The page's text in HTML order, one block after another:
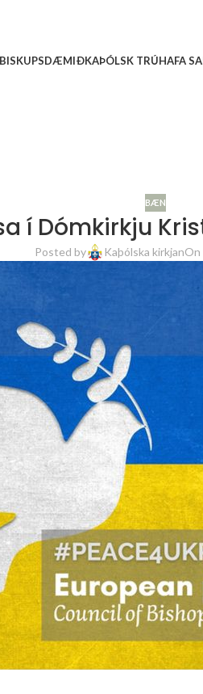
BISKUPSDÆMIÐKAÞÓLSK TRÚHAFA
BÆN
í Dómkirkju
Posted by Kaþólska kirkjanOn